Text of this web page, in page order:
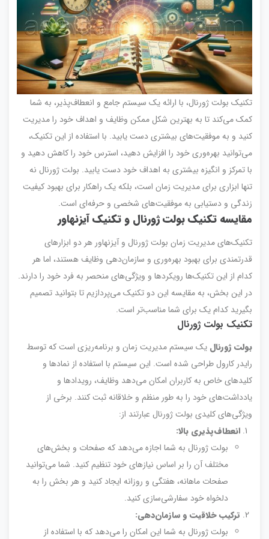
تکنیک بولت ژورنال، با ارائه یک سیستم جامع و انعطاف‌پذیر، به شما
کمک می‌کند تا به بهترین شکل ممکن وظایف و اهداف خود را مدیریت
کنید و به موفقیت‌های بیشتری دست یابید. با استفاده از این تکنیک،
می‌توانید بهره‌وری خود را افزایش دهید، استرس خود را کاهش دهید و
با تمرکز و انگیزه بیشتری به اهداف خود دست یابید. بولت ژورنال نه
تنها ابزاری برای مدیریت زمان است، بلکه یک راهکار برای بهبود کیفیت
زندگی و دستیابی به موفقیت‌های شخصی و حرفه‌ای است.
مقایسه تکنیک بولت ژورنال و تکنیک آیزنهاور
تکنیک‌های مدیریت زمان بولت ژورنال و آیزنهاور هر دو ابزارهای
قدرتمندی برای بهبود بهره‌وری و سازمان‌دهی وظایف هستند، اما هر
کدام از این تکنیک‌ها رویکردها و ویژگی‌های منحصر به فرد خود را دارند.
در این بخش، به مقایسه این دو تکنیک می‌پردازیم تا بتوانید تصمیم
بگیرید کدام یک برای شما مناسب‌تر است.
تکنیک بولت ژورنال
بولت ژورنال یک سیستم مدیریت زمان و برنامه‌ریزی است که توسط
رایدر کارول طراحی شده است. این سیستم با استفاده از نمادها و
کلیدهای خاص به کاربران امکان می‌دهد وظایف، رویدادها و
یادداشت‌های خود را به طور منظم و خلاقانه ثبت کنند. برخی از
ویژگی‌های کلیدی بولت ژورنال عبارتند از:
انعطاف‌پذیری بالا:
بولت ژورنال به شما اجازه می‌دهد که صفحات و بخش‌های
مختلف آن را بر اساس نیازهای خود تنظیم کنید. شما می‌توانید
صفحات ماهانه، هفتگی و روزانه ایجاد کنید و هر بخش را به
دلخواه خود سفارشی‌سازی کنید.
ترکیب خلاقیت و سازمان‌دهی:
بولت ژورنال به شما این امکان را می‌دهد که با استفاده از